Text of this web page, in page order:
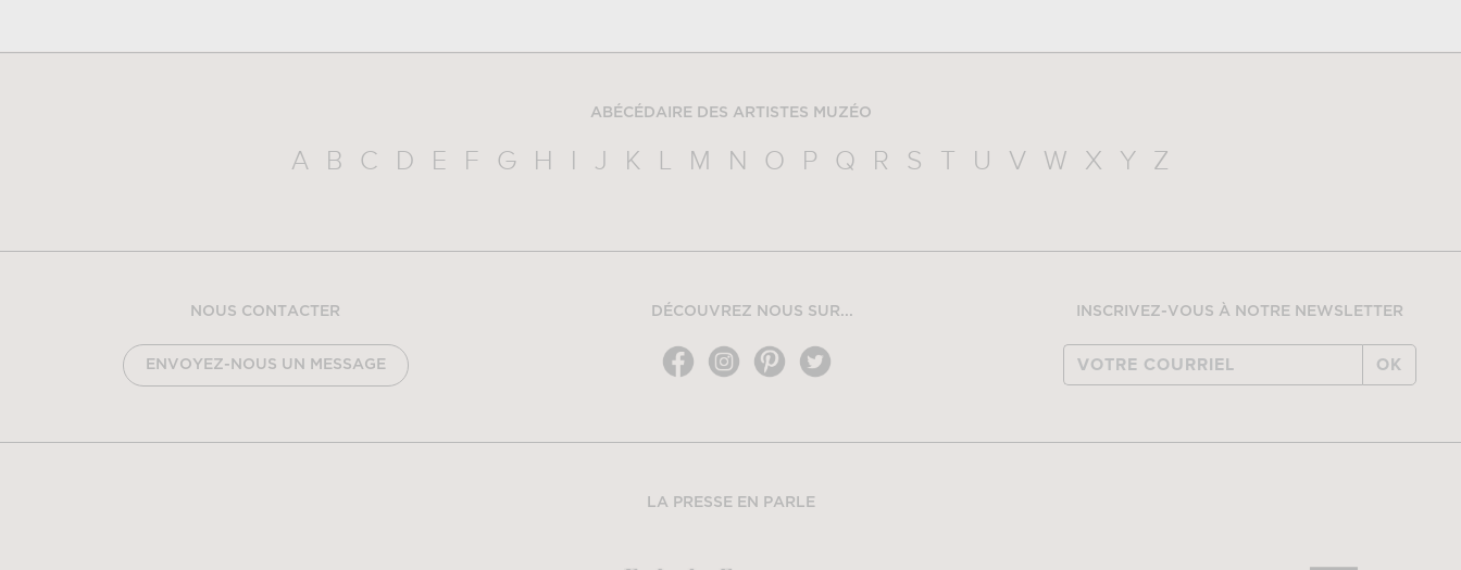
ABÉCÉDAIRE DES ARTISTES MUZÉO
A B C D E F G H I J K L M N O P Q R S T U V W X Y Z
NOUS CONTACTER
ENVOYEZ-NOUS UN MESSAGE
DÉCOUVREZ NOUS SUR... INSCRIVEZ-VOUS À NOTRE NEWSLETTER
OK
LA PRESSE EN PARLE